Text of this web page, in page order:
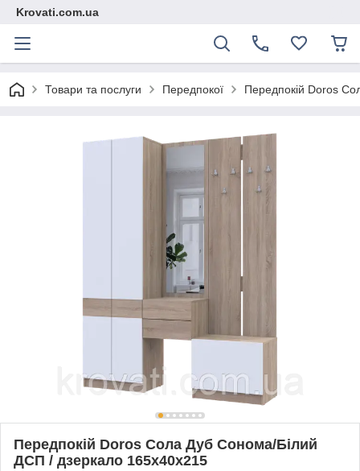
Krovati.com.ua
Товари та послуги Передпокої Передпокій Doros
Передпокій Doros Сола Дуб Сонома/Білий
ДСП / дзеркало 165х40х215